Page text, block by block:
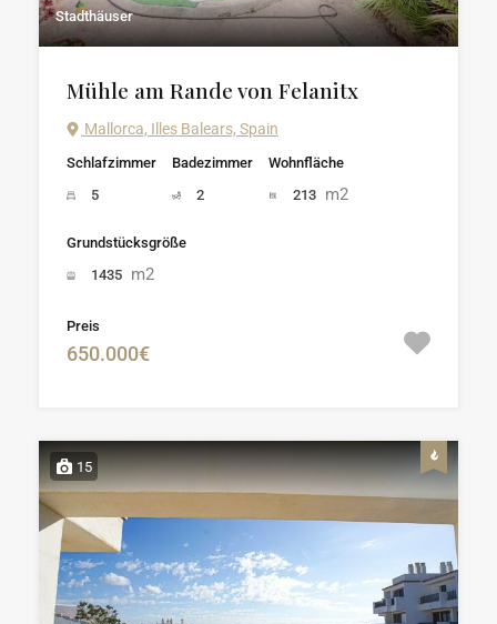
Stadthäuser
Mühle am Rande von Felanitx
Mallorca, Illes Balears, Spain
Schlafzimmer
5
Badezimmer
2
Wohnfläche
213 m2
Grundstücksgröße
1435 m2
Preis
650.000€
15